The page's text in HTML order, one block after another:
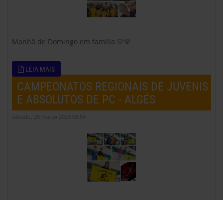
Manhã de Domingo em familia 💛💙
LEIA MAIS
CAMPEONATOS REGIONAIS DE JUVENIS
E ABSOLUTOS DE PC - ALGÉS
sábado, 25 março 2023 08:54